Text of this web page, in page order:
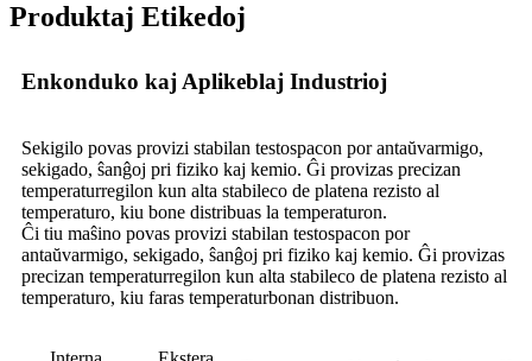
Produktaj Etikedoj
Enkonduko kaj Aplikeblaj Industrioj
Sekigilo povas provizi stabilan testospacon por antaŭvarmigo,
sekigado, ŝanĝoj pri fiziko kaj kemio. Ĝi provizas precizan
temperaturregilon kun alta stabileco de platena rezisto al
temperaturo, kiu bone distribuas la temperaturon.
Ĉi tiu maŝino povas provizi stabilan testospacon por
antaŭvarmigo, sekigado, ŝanĝoj pri fiziko kaj kemio. Ĝi provizas
precizan temperaturregilon kun alta stabileco de platena rezisto al
temperaturo, kiu faras temperaturbonan distribuon.